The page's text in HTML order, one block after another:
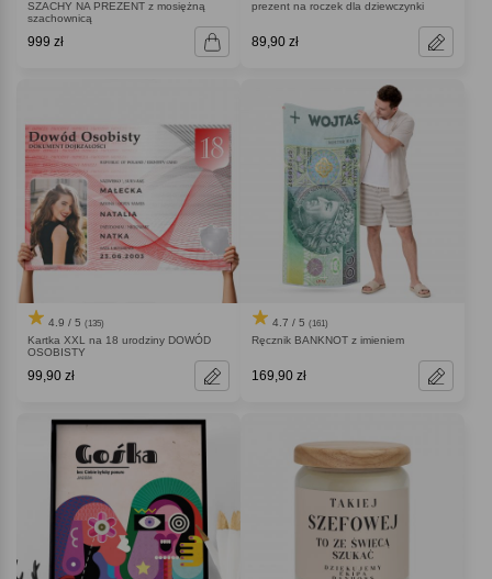
SZACHY NA PREZENT z mosiężną
szachownicą
999 zł
prezent na roczek dla dziewczynki
89,90 zł
4.9 / 5 (135)
Kartka XXL na 18 urodziny DOWÓD
OSOBISTY
99,90 zł
4.7 / 5 (161)
Ręcznik BANKNOT z imieniem
169,90 zł